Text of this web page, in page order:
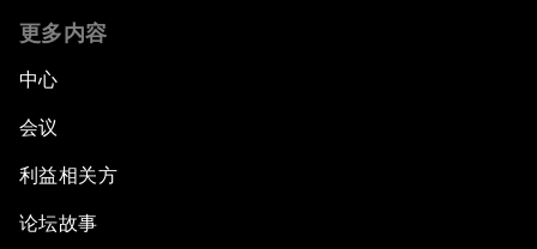
更多内容
中心
会议
利益相关方
论坛故事